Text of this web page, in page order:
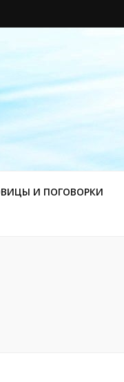
И ПОГОВОРКИ